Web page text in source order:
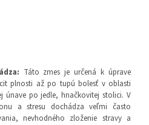
: Táto zmes je určená k úprave
plnosti až po tupú bolesť v oblasti
únave po jedle, hnačkovitej stolici. V
a stresu dochádza veľmi často
nevhodného zloženie stravy a